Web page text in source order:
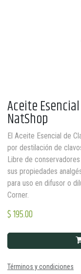
Aceite
NatShop
El Aceite Esencial de
por destilación de
Libre de
sus propiedades
para uso en difusor o
Corner.
$195.00
Términos y condiciones